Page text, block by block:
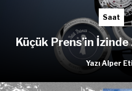
Saat
Küçük Prens’in İzinde
Yazı Alper